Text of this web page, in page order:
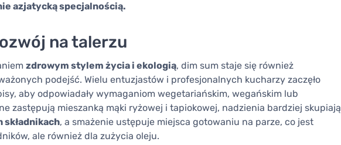
azjatycką specjalnością.
na talerzu
zdrowym stylem życia i ekologią, dim sum staje się również
podejść. Wielu entuzjastów i profesjonalnych kucharzy zaczęło
aby odpowiadały wymaganiom wegetariańskim, wegańskim lub
zastępują mieszanką mąki ryżowej i tapiokowej, nadzienia bardziej skupiają
, a smażenie ustępuje miejsca gotowaniu na parze, co jest
ale również dla zużycia oleju.